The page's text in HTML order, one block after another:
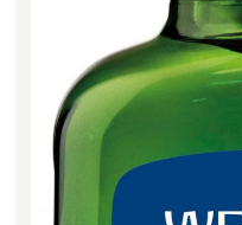
Stiftsgärtnerei
Weinkellerei Stift
Kremsmünster
Wildkraut